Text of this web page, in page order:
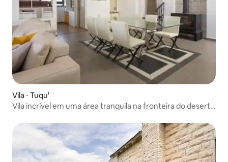
Vila ⋅ Tuqu'
Vila incrível em uma área tranquila na fronteira do deserto